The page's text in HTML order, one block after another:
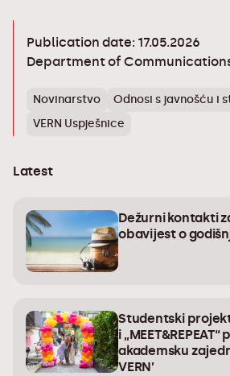
Publication date: 17.05.2026
Department of
Novinarstvo
Odnosi s javnošću i
VERN Uspješnice
Latest
Dežurni kontakti
obavijest o
Studentski projekti
i
akademsku
VERN’